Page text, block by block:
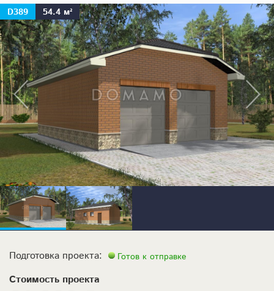
D389 54.4 м²
Подготовка проекта: Готов к отправке
Стоимость проекта